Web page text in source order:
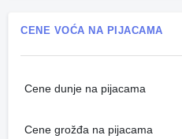
CENE VOĆA NA PIJACAMA
Cene dunje na pijacama
Cene grožđa na pijacama